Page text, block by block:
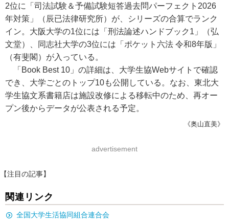
2位に「司法試験＆予備試験短答過去問パーフェクト2026
年対策」（辰已法律研究所）が、シリーズの合算でランク
イン。大阪大学の1位には「刑法論述ハンドブック1」（弘
文堂）、同志社大学の3位には「ポケット六法 令和8年版」
（有斐閣）が入っている。
「Book Best 10」の詳細は、大学生協Webサイトで確認
でき、大学ごとのトップ10も公開している。なお、東北大
学生協文系書籍店は施設改修による移転中のため、再オー
プン後からデータが公表される予定。
《奥山直美》
advertisement
【注目の記事】
関連リンク
全国大学生活協同組合連合会